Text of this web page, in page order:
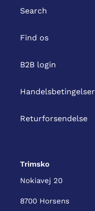
Search
Find os
B2B login
Handelsbetingelser
Returforsendelse
Trimsko
Nokiavej 20
8700 Horsens